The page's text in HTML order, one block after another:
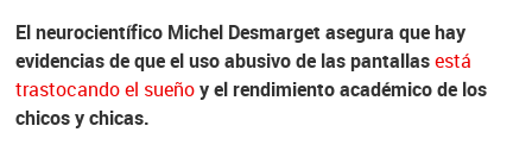
El neurocientífico Michel Desmarget asegura que hay
evidencias de que el uso abusivo de las pantallasestá
trastocando el sueñoy el rendimiento académico de los
chicos y chicas.